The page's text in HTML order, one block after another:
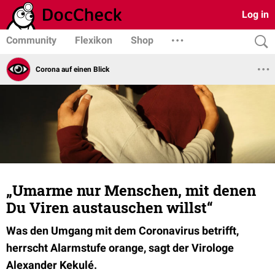
Log in
Community Flexikon Shop
Corona auf einen Blick
„Umarme nur Menschen, mit denen
Du Viren austauschen willst“
Was den Umgang mit dem Coronavirus betrifft,
herrscht Alarmstufe orange, sagt der Virologe
Alexander Kekulé.